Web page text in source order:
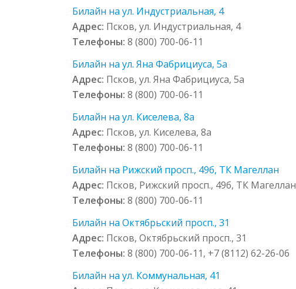
Билайн на ул. Индустриальная, 4
Адрес: Псков, ул. Индустриальная, 4
Телефоны:8 (800) 700-06-11
Билайн на ул. Яна Фабрициуса, 5а
Адрес: Псков, ул. Яна Фабрициуса, 5а
Телефоны:8 (800) 700-06-11
Билайн на ул. Киселева, 8а
Адрес: Псков, ул. Киселева, 8а
Телефоны:8 (800) 700-06-11
Билайн на Рижский просп., 49б, ТК Магеллан
Адрес: Псков, Рижский просп., 49б, ТК Магеллан
Телефоны:8 (800) 700-06-11
Билайн на Октябрьский просп., 31
Адрес: Псков, Октябрьский просп., 31
Телефоны:8 (800) 700-06-11, +7 (8112) 62-26-06
Билайн на ул. Коммунальная, 41